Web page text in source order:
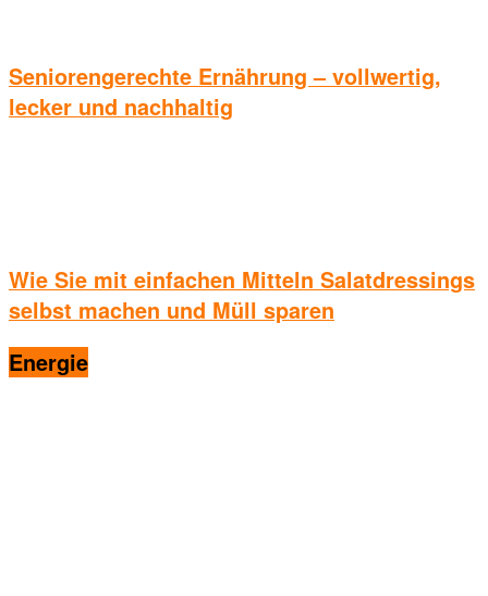
Seniorengerechte Ernährung – vollwertig,
lecker und nachhaltig
Wie Sie mit einfachen Mitteln Salatdressings
selbst machen und Müll sparen
Energie